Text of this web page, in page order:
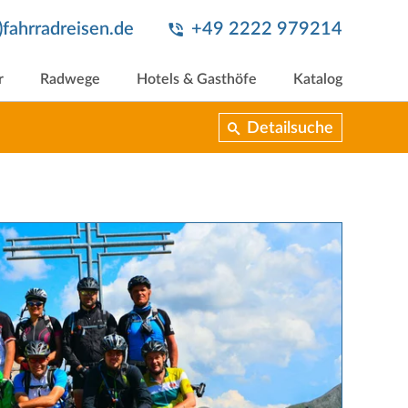
+49 2222 979214
Radwege Hotels & Gasthöfe Katalog
Detailsuche